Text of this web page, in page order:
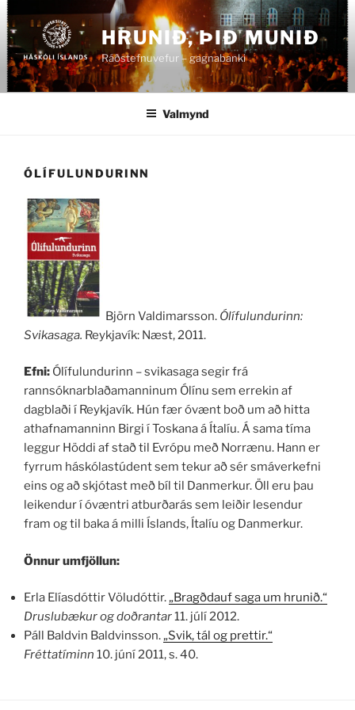
Fara
að
efni
HRUNIÐ, ÞIÐ MUNIÐ
Ráðstefnuvefur – gagnabanki
Valmynd
ÓLÍFULUNDURINN
Björn Valdimarsson. Ólífulundurinn:
Svikasaga. Reykjavík: Næst, 2011.
Efni: Ólífulundurinn – svikasaga segir frá
rannsóknarblaðamanninum Ólínu sem errekin af
dagblaði í Reykjavík. Hún fær óvænt boð um að hitta
athafnamanninn Birgi í Toskana á Ítalíu. Á sama tíma
leggur Höddi af stað til Evrópu með Norrænu. Hann er
fyrrum háskólastúdent sem tekur að sér smáverkefni
eins og að skjótast með bíl til Danmerkur. Öll eru þau
leikendur í óvæntri atburðarás sem leiðir lesendur
fram og til baka á milli Íslands, Ítalíu og Danmerkur.
Önnur umfjöllun:
Erla Elíasdóttir Völudóttir.„Bragðdauf saga um hrunið.“
Druslubækur og doðrantar11. júlí 2012.
Páll Baldvin Baldvinsson.„Svik, tál og prettir.“
Fréttatíminn 10. júní 2011, s. 40.